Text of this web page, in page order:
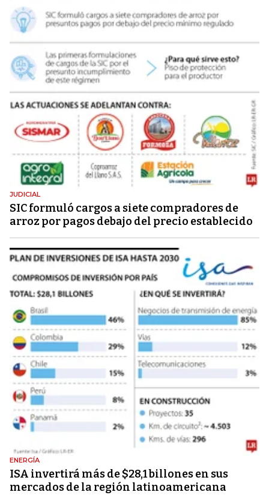
JUDICIAL
SIC formuló cargos a siete compradores de
arroz por pagos debajo del precio establecido
ENERGÍA
ISA invertirá más de $28,1 billones en sus
mercados de la región latinoamericana